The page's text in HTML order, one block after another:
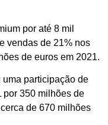
por até 8 mil
vendas de 21% nos
de euros em 2021.
uma participação de
por 350 milhões de
de 670 milhões